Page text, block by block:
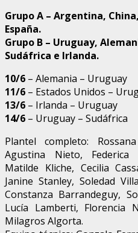
Grupo A – Argentina,
España.
Grupo B – Uruguay,
Sudáfrica e Irlanda.
10/6 – Alemania – Uruguay
11/6 – Estados Unidos –
13/6 – Irlanda – Uruguay
14/6 – Uruguay – Sudáfrica
Plantel completo:
Agustina Nieto, Federica
Matilde Kliche, Cecilia
Janine Stanley, Soledad
Constanza Barrandeguy,
Lucía Lamberti, Florencia
Milagros Algorta.